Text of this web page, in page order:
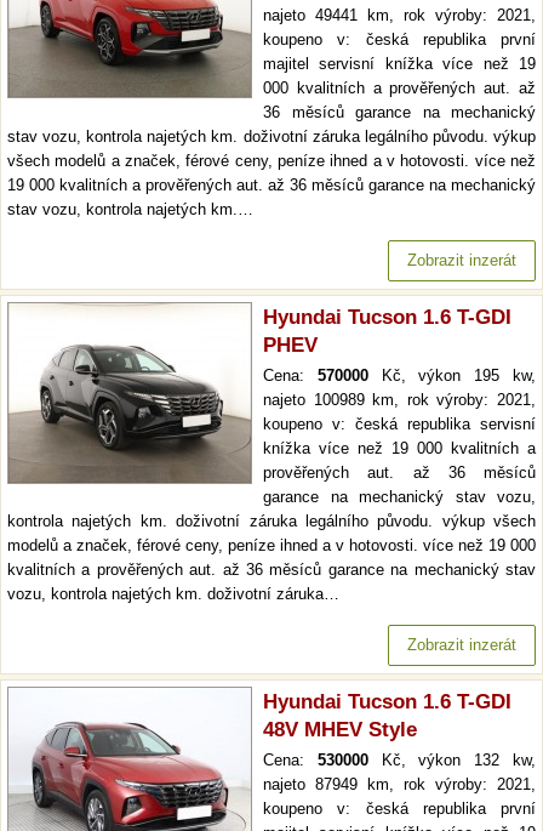
najeto 49441 km, rok výroby: 2021,
koupeno v: česká republika první
majitel servisní knížka více než 19
000 kvalitních a prověřených aut. až
36 měsíců garance na mechanický
stav vozu, kontrola najetých km. doživotní záruka legálního původu. výkup
všech modelů a značek, férové ceny, peníze ihned a v hotovosti. více než
19 000 kvalitních a prověřených aut. až 36 měsíců garance na mechanický
stav vozu, kontrola najetých km.…
Zobrazit inzerát
Hyundai Tucson 1.6 T-GDI
PHEV
Cena: 570000Kč, výkon 195 kw,
najeto 100989 km, rok výroby: 2021,
koupeno v: česká republika servisní
knížka více než 19 000 kvalitních a
prověřených aut. až 36 měsíců
garance na mechanický stav vozu,
kontrola najetých km. doživotní záruka legálního původu. výkup všech
modelů a značek, férové ceny, peníze ihned a v hotovosti. více než 19 000
kvalitních a prověřených aut. až 36 měsíců garance na mechanický stav
vozu, kontrola najetých km. doživotní záruka…
Zobrazit inzerát
Hyundai Tucson 1.6 T-GDI
48V MHEV Style
Cena: 530000Kč, výkon 132 kw,
najeto 87949 km, rok výroby: 2021,
koupeno v: česká republika první